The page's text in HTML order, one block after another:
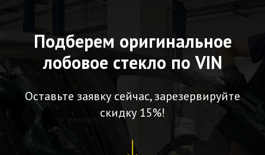
Подберем оригинальное
лобовое стекло по VIN
Оставьте заявку сейчас, зарезервируйте
скидку 15%!